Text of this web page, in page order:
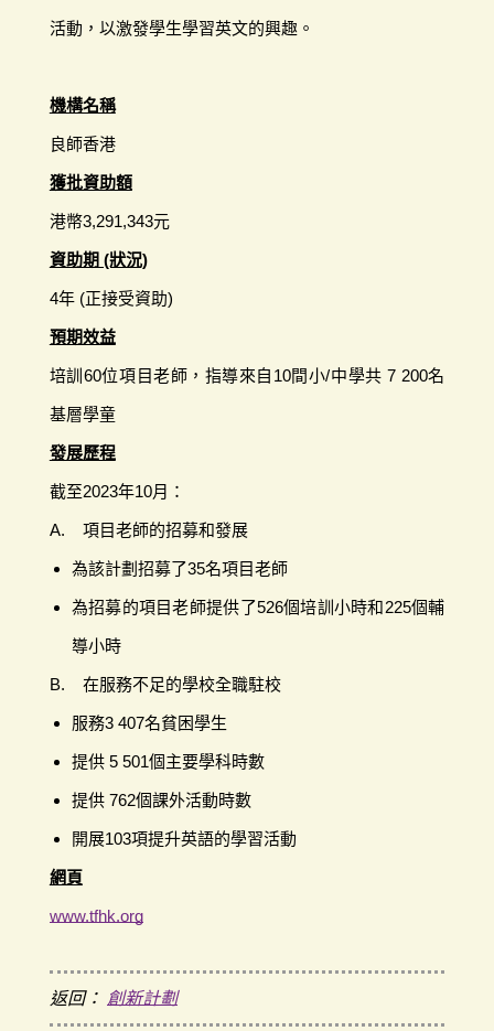
活動，以激發學生學習英文的興趣。
機構名稱
良師香港
獲批資助額
港幣3,291,343元
資助期 (狀況)
4年 (正接受資助)
預期效益
培訓60位項目老師，指導來自10間小/中學共 7 200名
基層學童
發展歷程
截至2023年10月：
A. 項目老師的招募和發展
為該計劃招募了35名項目老師
為招募的項目老師提供了526個培訓小時和225個輔
導小時
B. 在服務不足的學校全職駐校
服務3 407名貧困學生
提供 5 501個主要學科時數
提供 762個課外活動時數
開展103項提升英語的學習活動
網頁
www.tfhk.org
返回： 創新計劃